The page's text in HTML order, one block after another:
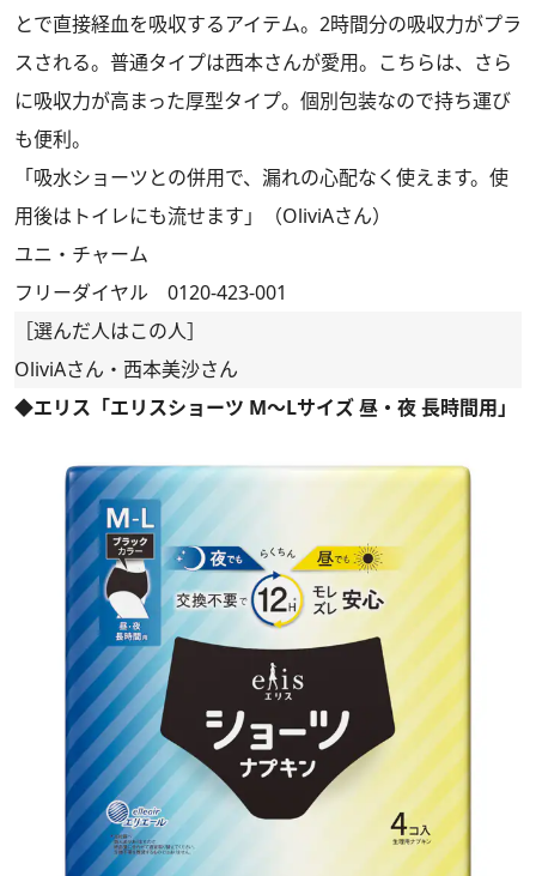
とで直接経血を吸収するアイテム。2時間分の吸収力がプラ
スされる。普通タイプは西本さんが愛用。こちらは、さら
に吸収力が高まった厚型タイプ。個別包装なので持ち運び
も便利。
「吸水ショーツとの併用で、漏れの心配なく使えます。使
用後はトイレにも流せます」（OliviAさん）
ユニ・チャーム
フリーダイヤル 0120-423-001
［選んだ人はこの人］
OliviAさん・西本美沙さん
◆エリス「エリスショーツ M～Lサイズ 昼・夜 長時間用」